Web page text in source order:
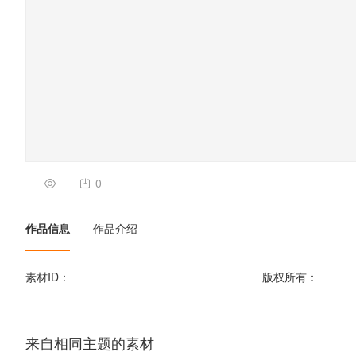
0
作品信息 作品介绍
素材ID： 版权所有：
来自相同主题的素材